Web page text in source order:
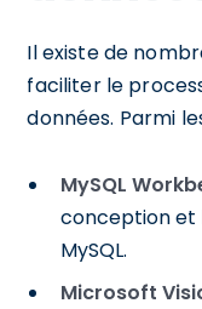
Il existe de
faciliter le
données. Parmi
MySQL
conception et
MySQL.
Microsoft